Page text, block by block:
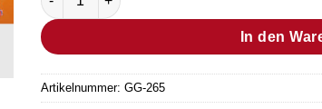
In den
Artikelnummer: GG-265